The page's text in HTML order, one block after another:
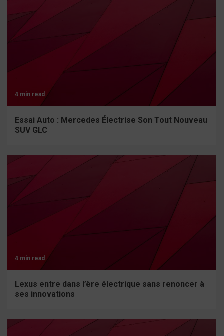
4 min read
Essai Auto : Mercedes Électrise Son Tout Nouveau
SUV GLC
4 min read
Lexus entre dans l’ère électrique sans renoncer à
ses innovations